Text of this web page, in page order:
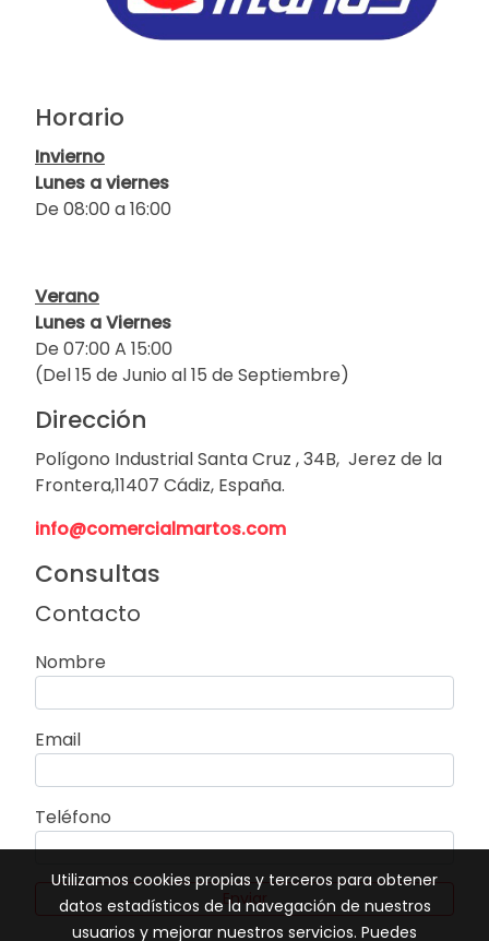
Horario
Invierno
Lunes a viernes
De 08:00 a 16:00
Verano
Lunes a Viernes
De 07:00 A 15:00
(Del 15 de Junio al 15 de Septiembre)
Dirección
Polígono Industrial Santa Cruz , 34B, Jerez de la
Frontera,11407 Cádiz, España.
info@comercialmartos.com
Consultas
Contacto
Nombre
Email
Teléfono
Enviar
Utilizamos cookies propias y terceros para obtener
datos estadísticos de la navegación de nuestros
usuarios y mejorar nuestros servicios. Puedes